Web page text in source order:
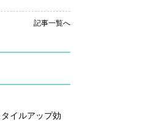
記事一覧へ
イルアップ効